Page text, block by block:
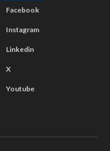
Facebook
Instagram
Linkedin
X
Youtube